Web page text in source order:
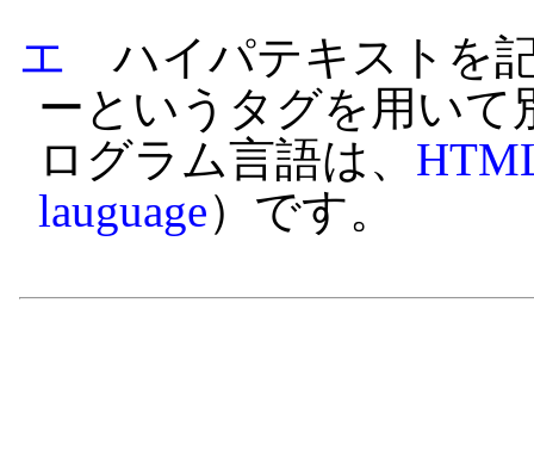
エ ハイパテキストを
ーというタグを用い
ログラム言語は、
lauguage）です。